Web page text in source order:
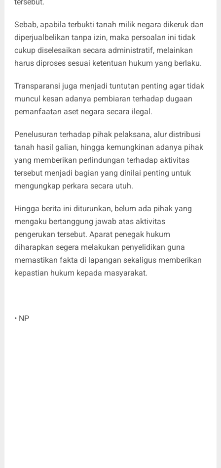
Sebab, apabila terbukti tanah milik negara dikeruk dan
diperjualbelikan tanpa izin, maka persoalan ini tidak
cukup diselesaikan secara administratif, melainkan
harus diproses sesuai ketentuan hukum yang berlaku.
Transparansi juga menjadi tuntutan penting agar tidak
muncul kesan adanya pembiaran terhadap dugaan
pemanfaatan aset negara secara ilegal.
Penelusuran terhadap pihak pelaksana, alur distribusi
tanah hasil galian, hingga kemungkinan adanya pihak
yang memberikan perlindungan terhadap aktivitas
tersebut menjadi bagian yang dinilai penting untuk
mengungkap perkara secara utuh.
Hingga berita ini diturunkan, belum ada pihak yang
mengaku bertanggung jawab atas aktivitas
pengerukan tersebut. Aparat penegak hukum
diharapkan segera melakukan penyelidikan guna
memastikan fakta di lapangan sekaligus memberikan
kepastian hukum kepada masyarakat.
• NP